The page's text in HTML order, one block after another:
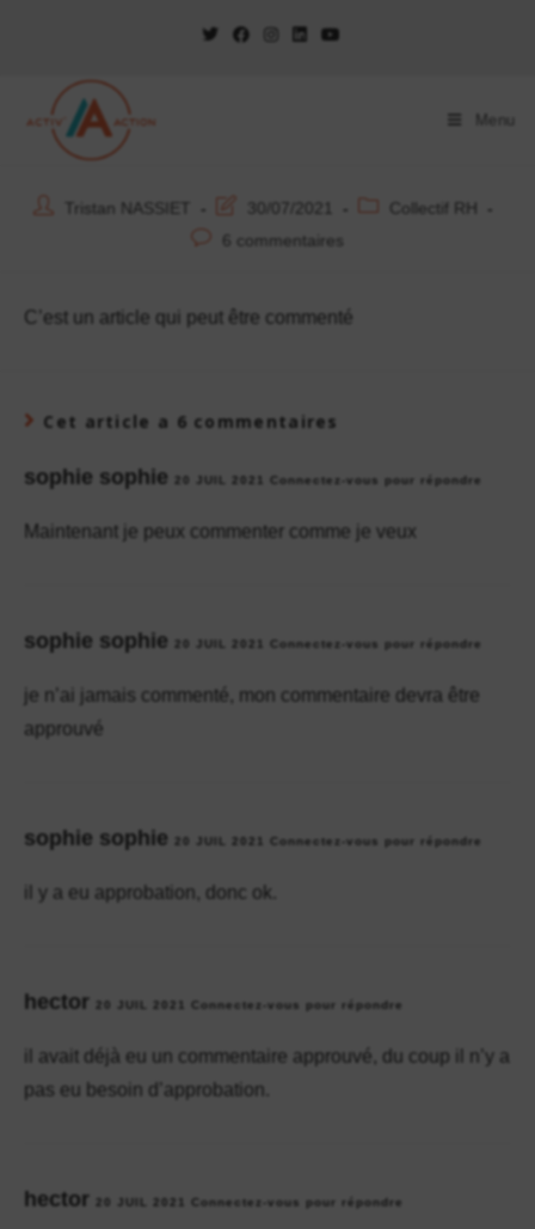
Menu
Tristan NASSIET
Collectif RH
6 commentaires
C’est un article qui peut être commenté
Cet article a 6 commentaires
sophie sophie Connectez-vous pour répondre
Maintenant je peux commenter comme je veux
sophie sophie Connectez-vous pour répondre
je n’ai jamais commenté, mon commentaire devra être
approuvé
sophie sophie Connectez-vous pour répondre
il y a eu approbation, donc ok.
hector Connectez-vous pour répondre
il avait déjà eu un commentaire approuvé, du coup il n’y a
pas eu besoin d’approbation.
hector Connectez-vous pour répondre